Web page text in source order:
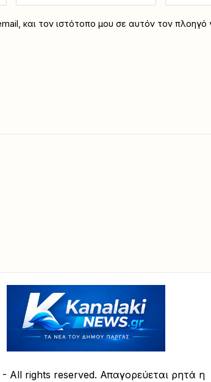
και τον ιστότοπο μου σε αυτόν τον πλοηγό
All rights reserved. Απαγορεύεται ρητά η